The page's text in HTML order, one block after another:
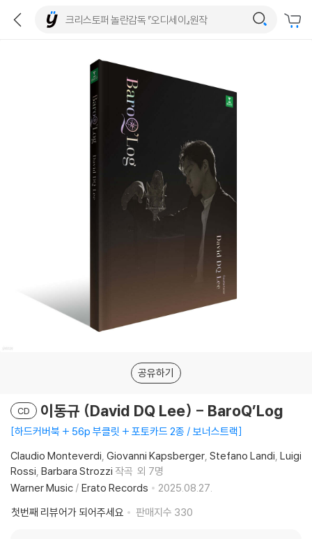
공유하기
CD 이동규 (David DQ Lee) - BaroQ’Log
하드커버북 + 56p 부클릿 + 포토카드 2종 / 보너스트랙
Claudio Monteverdi Giovanni Kapsberger Stefano Landi Luigi
Rossi Barbara Strozzi 작곡 외 7명
Warner Music / Erato Records
2025.08.27.
첫번째 리뷰어가 되어주세요
판매지수 330